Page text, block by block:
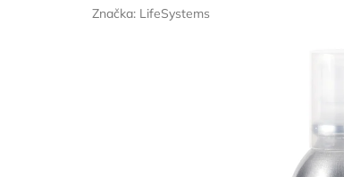
Značka: LifeSystems